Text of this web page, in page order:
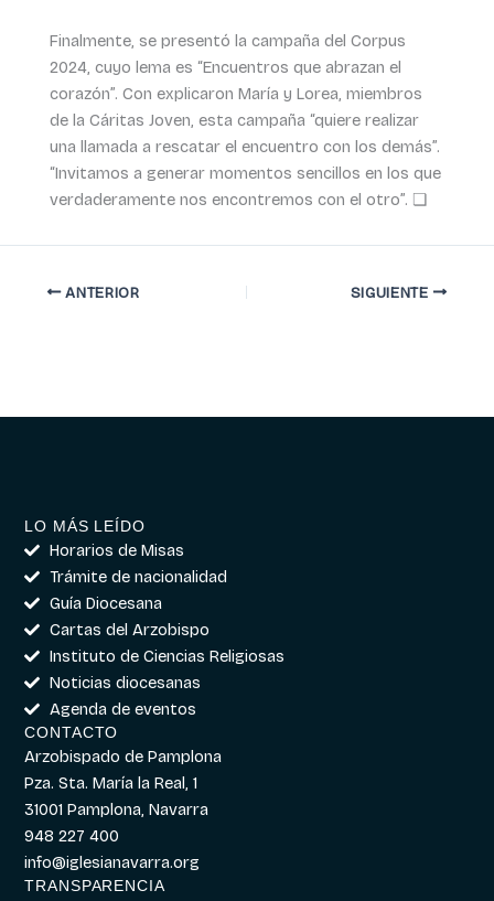
Finalmente, se presentó la campaña del Corpus
2024, cuyo lema es “Encuentros que abrazan el
corazón”. Con explicaron María y Lorea, miembros
de la Cáritas Joven, esta campaña “quiere realizar
una llamada a rescatar el encuentro con los demás”.
“Invitamos a generar momentos sencillos en los que
verdaderamente nos encontremos con el otro”. ❏
ANTERIOR SIGUIENTE
LO MÁS LEÍDO
Horarios de Misas
Trámite de nacionalidad
Guía Diocesana
Cartas del Arzobispo
Instituto de Ciencias Religiosas
Noticias diocesanas
Agenda de eventos
CONTACTO
Arzobispado de Pamplona
Pza. Sta. María la Real, 1
31001 Pamplona, Navarra
948 227 400
info@iglesianavarra.org
TRANSPARENCIA